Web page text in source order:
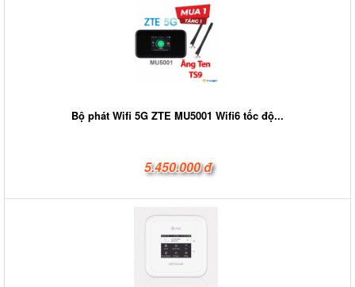
Bộ phát Wifi 5G ZTE MU5001 Wifi6 tốc độ...
5.450.000 đ